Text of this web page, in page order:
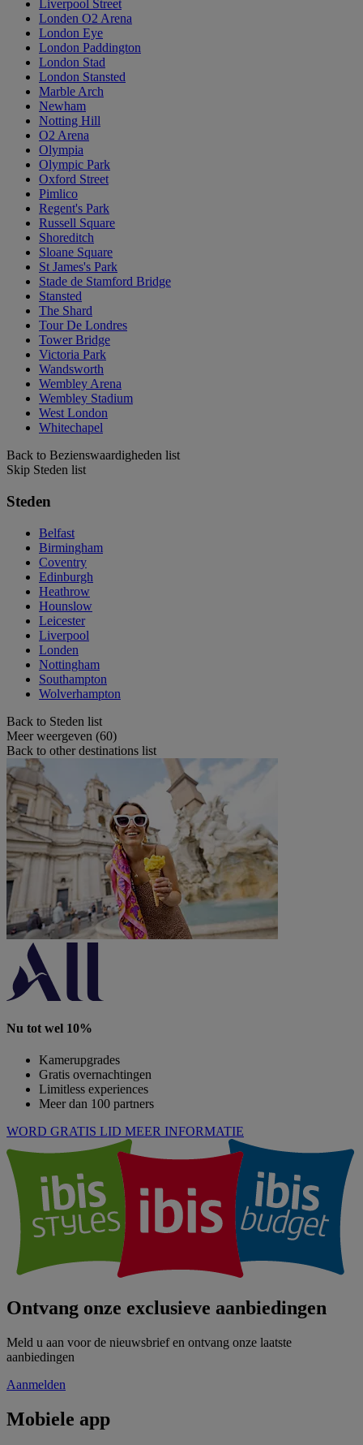
Liverpool Street
Londen O2 Arena
London Eye
London Paddington
London Stad
London Stansted
Marble Arch
Newham
Notting Hill
O2 Arena
Olympia
Olympic Park
Oxford Street
Pimlico
Regent's Park
Russell Square
Shoreditch
Sloane Square
St James's Park
Stade de Stamford Bridge
Stansted
The Shard
Tour De Londres
Tower Bridge
Victoria Park
Wandsworth
Wembley Arena
Wembley Stadium
West London
Whitechapel
Back to Bezienswaardigheden list
Skip Steden list
Steden
Belfast
Birmingham
Coventry
Edinburgh
Heathrow
Hounslow
Leicester
Liverpool
Londen
Nottingham
Southampton
Wolverhampton
Back to Steden list
Meer weergeven (60)
Back to other destinations list
Nu tot wel 10%
Kamerupgrades
Gratis overnachtingen
Limitless experiences
Meer dan 100 partners
WORD GRATIS LID MEER INFORMATIE
Ontvang onze exclusieve aanbiedingen
Meld u aan voor de nieuwsbrief en ontvang onze laatste
aanbiedingen
Aanmelden
Mobiele app